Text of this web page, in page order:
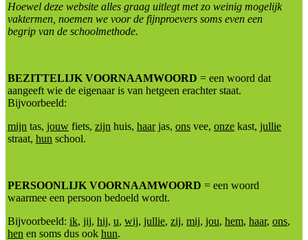
Hoewel deze website alles graag uitlegt met zo weinig mogelijk
vaktermen, noemen we voor de fijnproevers soms even een
begrip van de schoolmethode.
BEZITTELIJK VOORNAAMWOORD = een woord dat
aangeeft wie de eigenaar is van hetgeen erachter staat.
Bijvoorbeeld:
mijn tas, jouw fiets, zijn huis, haarjas, ons vee, onze kast, jullie
straat, hun school.
PERSOONLIJK VOORNAAMWOORD = een woord
waarmee een persoon bedoeld wordt.
Bijvoorbeeld: ik, jij, hij, u, wij, jullie, zij, mij, jou, hem, haar, ons,
hen en soms dus ook hun.